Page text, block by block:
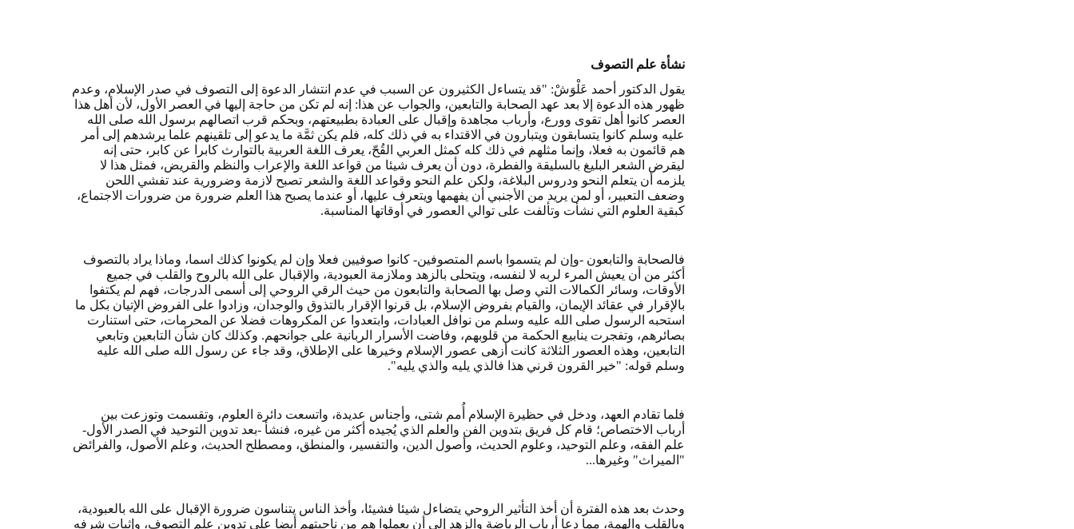
نشأة علم التصوف
يقول الدكتور أحمد عَلْوَشْ: "قد يتساءل الكثيرون عن السبب في عدم انتشار الدعوة إلى التصوف في صدر الإسلام، وعدم
ظهور هذه الدعوة إلا بعد عهد الصحابة والتابعين، والجواب عن هذا: إنه لم تكن من حاجة إليها في العصر الأول، لأن أهل هذا
العصر كانوا أهل تقوى وورع، وأرباب مجاهدة وإقبال على العبادة بطبيعتهم، وبحكم قرب اتصالهم برسول الله صلى الله
عليه وسلم كانوا يتسابقون ويتبارون في الاقتداء به في ذلك كله، فلم يكن ثمَّة ما يدعو إلى تلقينهم علما يرشدهم إلى أمر
هم قائمون به فعلا، وإنما مثلهم في ذلك كله كمثل العربي القُحّ، يعرف اللغة العربية بالتوارث كابرا عن كابر، حتى إنه
ليقرض الشعر البليغ بالسليقة والفطرة، دون أن يعرف شيئا من قواعد اللغة والإعراب والنظم والقريض، فمثل هذا لا
يلزمه أن يتعلم النحو ودروس البلاغة، ولكن علم النحو وقواعد اللغة والشعر تصبح لازمة وضرورية عند تفشي اللحن
وضعف التعبير، أو لمن يريد من الأجنبي أن يفهمها ويتعرف عليها، أو عندما يصبح هذا العلم ضرورة من ضرورات الاجتماع،
كبقية العلوم التي نشأت وتألفت على توالي العصور في أوقاتها المناسبة.
فالصحابة والتابعون -وإن لم يتسموا باسم المتصوفين- كانوا صوفيين فعلا وإن لم يكونوا كذلك اسما، وماذا يراد بالتصوف
أكثر من أن يعيش المرء لربه لا لنفسه، ويتحلى بالزهد وملازمة العبودية، والإقبال على الله بالروح والقلب في جميع
الأوقات، وسائر الكمالات التي وصل بها الصحابة والتابعون من حيث الرقي الروحي إلى أسمى الدرجات، فهم لم يكتفوا
بالإقرار في عقائد الإيمان، والقيام بفروض الإسلام، بل قرنوا الإقرار بالتذوق والوجدان، وزادوا على الفروض الإتيان بكل ما
استحبه الرسول صلى الله عليه وسلم من نوافل العبادات، وابتعدوا عن المكروهات فضلا عن المحرمات، حتى استنارت
بصائرهم، وتفجرت ينابيع الحكمة من قلوبهم، وفاضت الأسرار الربانية على جوانحهم. وكذلك كان شأن التابعين وتابعي
التابعين، وهذه العصور الثلاثة كانت أزهى عصور الإسلام وخيرها على الإطلاق، وقد جاء عن رسول الله صلى الله عليه
وسلم قوله: "خير القرون قرني هذا فالذي يليه والذي يليه".
فلما تقادم العهد، ودخل في حظيرة الإسلام أُمم شتى، وأجناس عديدة، واتسعت دائرة العلوم، وتقسمت وتوزعت بين
أرباب الاختصاص؛ قام كل فريق بتدوين الفن والعلم الذي يُجيده أكثر من غيره، فنشأ -بعد تدوين التوحيد في الصدر الأول-
علم الفقه، وعلم التوحيد، وعلوم الحديث، وأصول الدين، والتفسير، والمنطق، ومصطلح الحديث، وعلم الأصول، والفرائض
"الميراث" وغيرها...
وحدث بعد هذه الفترة أن أخذ التأثير الروحي يتضاءل شيئا فشيئا، وأخذ الناس يتناسون ضرورة الإقبال على الله بالعبودية،
وبالقلب والهمة، مما دعا أرباب الرياضة والزهد إلى أن يعملوا هم من ناحيتهم أيضا على تدوين علم التصوف، وإثبات شرفه